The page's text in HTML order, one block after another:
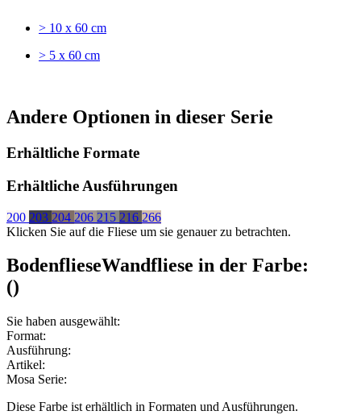
> 10 x 60 cm
> 5 x 60 cm
Andere Optionen in dieser Serie
Erhältliche Formate
Erhältliche Ausführungen
200 203 204 206 215 216 266
Klicken Sie auf die Fliese um sie genauer zu betrachten.
BodenflieseWandfliese in der Farbe:
()
Sie haben ausgewählt:
Format:
Ausführung:
Artikel:
Mosa Serie:
Diese Farbe ist erhältlich in Formaten und Ausführungen.